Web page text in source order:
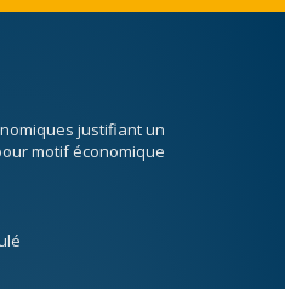
justifiant un
motif économique